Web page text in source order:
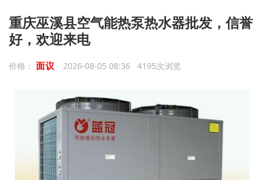
重庆巫溪县空气能热泵热水器批发，信誉
好，欢迎来电
价格： 面议 2026-08-05 08:36 4195次浏览